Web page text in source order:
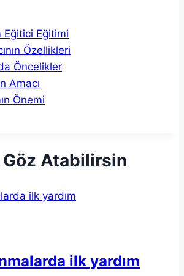
Eğitici Eğitimi
Özellikleri
Öncelikler
Amacı
Önemi
Atabilirsin
ilk yardım